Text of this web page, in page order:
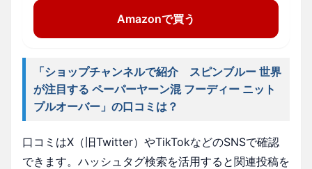
Amazonで買う
「ショップチャンネルで紹介 スピンブルー 世界
が注目する ペーパーヤーン混 フーディー ニット
プルオーバー」の口コミは？
口コミはX（旧Twitter）やTikTokなどのSNSで確認
できます。ハッシュタグ検索を活用すると関連投稿を